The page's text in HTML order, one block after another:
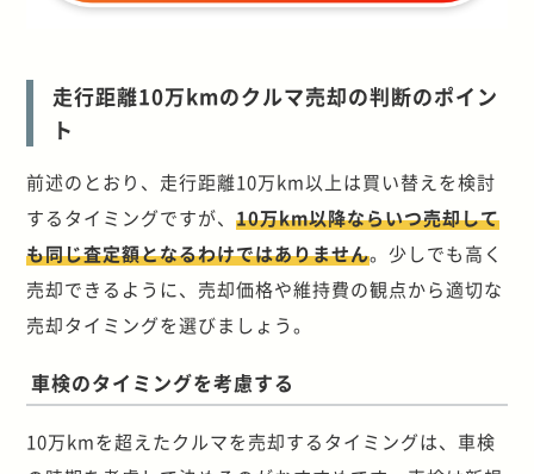
走行距離10万kmのクルマ売却の判断のポイン
ト
前述のとおり、走行距離10万km以上は買い替えを検討
するタイミングですが、10万km以降ならいつ売却して
も同じ査定額となるわけではありません。少しでも高く
売却できるように、売却価格や維持費の観点から適切な
売却タイミングを選びましょう。
車検のタイミングを考慮する
10万kmを超えたクルマを売却するタイミングは、車検